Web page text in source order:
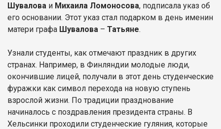
Шувалова и Михаила Ломоносова, подписала указ об
его основании. Этот указ стал подарком в день именин
матери графа Шувалова – Татьяне.
Узнали студенты, как отмечают праздник в других
странах. Например, в Финляндии молодые люди,
окончившие лицей, получали в этот день студенческие
фуражки как символ перехода на новую ступень
взрослой жизни. По традиции празднование
начиналось с поздравления президента страны. В
Хельсинки проходили студенческие гуляния, которые